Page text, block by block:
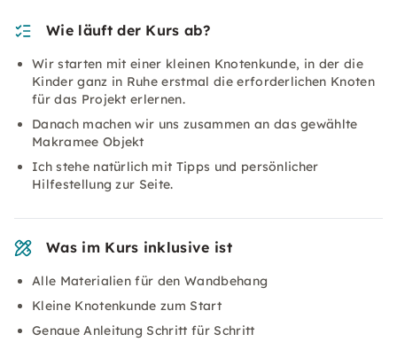
Wie läuft der Kurs ab?
Wir starten mit einer kleinen Knotenkunde, in der die
Kinder ganz in Ruhe erstmal die erforderlichen Knoten
für das Projekt erlernen.
Danach machen wir uns zusammen an das gewählte
Makramee Objekt
Ich stehe natürlich mit Tipps und persönlicher
Hilfestellung zur Seite.
Was im Kurs inklusive ist
Alle Materialien für den Wandbehang
Kleine Knotenkunde zum Start
Genaue Anleitung Schritt für Schritt